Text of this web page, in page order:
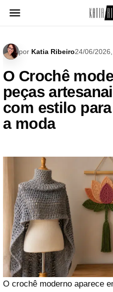
para
por Katia Ribeiro24/06/
O Crochê
peças
com estilo
a moda
O crochê moderno aparece